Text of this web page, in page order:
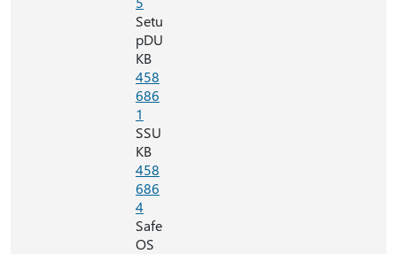
Setu
pDU
KB
458
686
1
SSU
KB
458
686
4
Safe
OS